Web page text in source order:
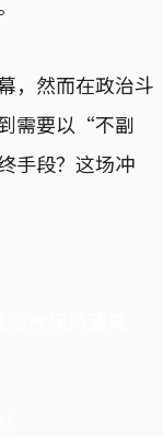
，然而在政治斗
需要以“不副
手段？这场冲